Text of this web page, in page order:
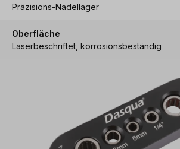
Präzisions-Nadellager
Oberfläche
Laserbeschriftet, korrosionsbeständig